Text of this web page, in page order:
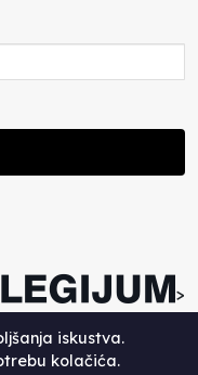
>
(c) 2026. Školegijum.
iskustva.
kolačića.